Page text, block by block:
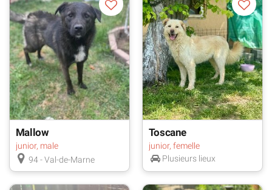
Mallow
junior, male
94 - Val-de-Marne
Toscane
junior, femelle
Plusieurs lieux